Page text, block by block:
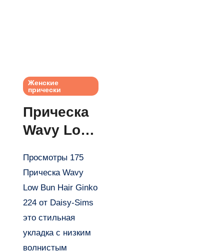
Женские
прически
Прическа
Wavy Low
Ginko 224
от Daisy-
Sims
Просмотры 175
Прическа Wavy
Low Bun Hair Ginko
224 от Daisy-Sims
это стильная
укладка с низким
волнистым